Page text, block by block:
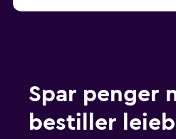
Spar penger
bestiller